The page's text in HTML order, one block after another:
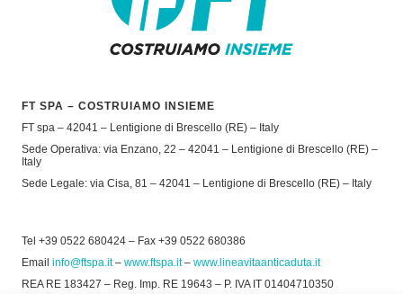
FT SPA – COSTRUIAMO INSIEME
FT spa – 42041 – Lentigione di Brescello (RE) – Italy
Sede Operativa: via Enzano, 22 – 42041 – Lentigione di Brescello (RE) –
Italy
Sede Legale: via Cisa, 81 – 42041 – Lentigione di Brescello (RE) – Italy
Tel +39 0522 680424 – Fax +39 0522 680386
Email info@ftspa.it– www.ftspa.it– www.lineavitaanticaduta.it
REA RE 183427 – Reg. Imp. RE 19643 – P. IVA IT 01404710350